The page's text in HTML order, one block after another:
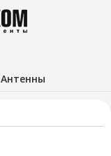
Антенны